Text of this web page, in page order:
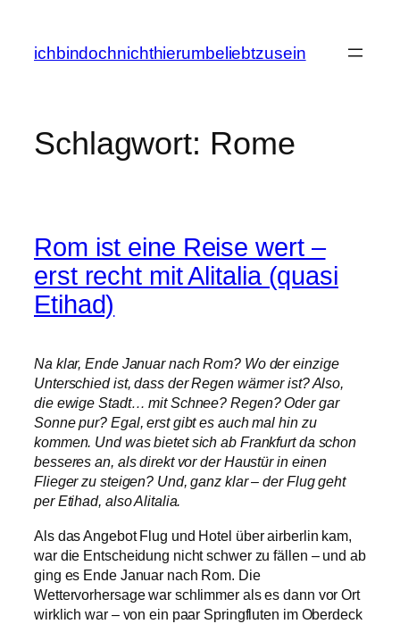
springen
ichbindochnichthierumbeliebtzusein
Schlagwort: Rome
Rom ist eine Reise wert –
erst recht mit Alitalia (quasi
Etihad)
Na klar, Ende Januar nach Rom? Wo der einzige
Unterschied ist, dass der Regen wärmer ist? Also,
die ewige Stadt… mit Schnee? Regen? Oder gar
Sonne pur? Egal, erst gibt es auch mal hin zu
kommen. Und was bietet sich ab Frankfurt da schon
besseres an, als direkt vor der Haustür in einen
Flieger zu steigen? Und, ganz klar – der Flug geht
per Etihad, also Alitalia.
Als das Angebot Flug und Hotel über airberlin kam,
war die Entscheidung nicht schwer zu fällen – und ab
ging es Ende Januar nach Rom. Die
Wettervorhersage war schlimmer als es dann vor Ort
wirklich war – von ein paar Springfluten im Oberdeck